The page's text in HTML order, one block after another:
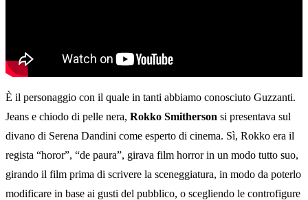
È il personaggio con il quale in tanti abbiamo conosciuto Guzzanti.
Jeans e chiodo di pelle nera, Rokko Smitherson si presentava sul
divano di Serena Dandini come esperto di cinema. Sì, Rokko era il
regista “horor”, “de paura”, girava film horror in un modo tutto suo,
girando il film prima di scrivere la sceneggiatura, in modo da poterlo
modificare in base ai gusti del pubblico, o scegliendo le controfigure